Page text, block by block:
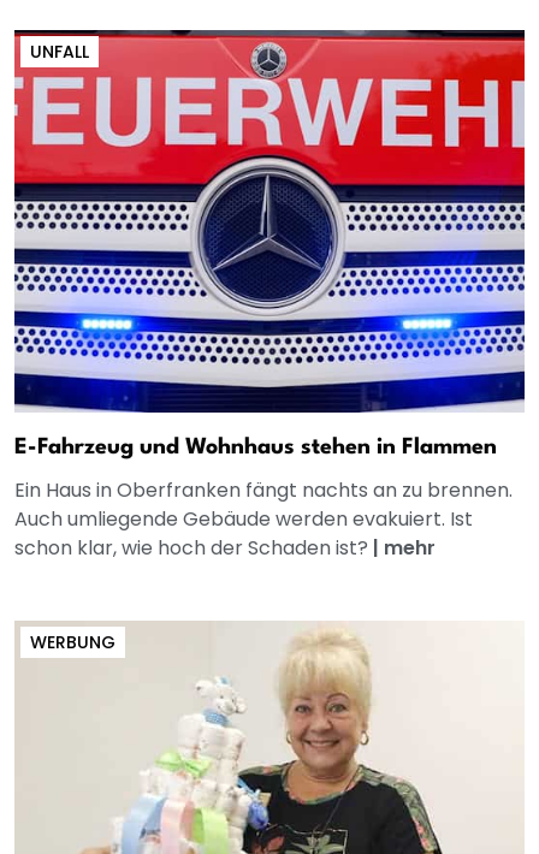
UNFALL
E-Fahrzeug und Wohnhaus stehen in Flammen
Ein Haus in Oberfranken fängt nachts an zu brennen.
Auch umliegende Gebäude werden evakuiert. Ist
schon klar, wie hoch der Schaden ist? | mehr
WERBUNG